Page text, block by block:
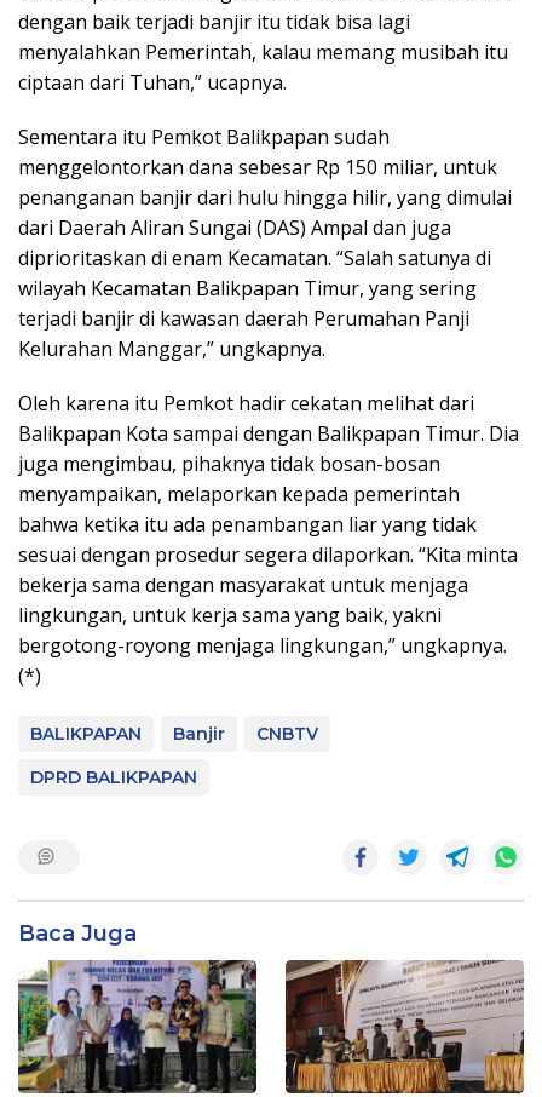
dengan baik terjadi banjir itu tidak bisa lagi
menyalahkan Pemerintah, kalau memang musibah itu
ciptaan dari Tuhan,” ucapnya.
Sementara itu Pemkot Balikpapan sudah
menggelontorkan dana sebesar Rp 150 miliar, untuk
penanganan banjir dari hulu hingga hilir, yang dimulai
dari Daerah Aliran Sungai (DAS) Ampal dan juga
diprioritaskan di enam Kecamatan. “Salah satunya di
wilayah Kecamatan Balikpapan Timur, yang sering
terjadi banjir di kawasan daerah Perumahan Panji
Kelurahan Manggar,” ungkapnya.
Oleh karena itu Pemkot hadir cekatan melihat dari
Balikpapan Kota sampai dengan Balikpapan Timur. Dia
juga mengimbau, pihaknya tidak bosan-bosan
menyampaikan, melaporkan kepada pemerintah
bahwa ketika itu ada penambangan liar yang tidak
sesuai dengan prosedur segera dilaporkan. “Kita minta
bekerja sama dengan masyarakat untuk menjaga
lingkungan, untuk kerja sama yang baik, yakni
bergotong-royong menjaga lingkungan,” ungkapnya.
(*)
BALIKPAPAN Banjir
CNBTV
DPRD BALIKPAPAN
Baca Juga